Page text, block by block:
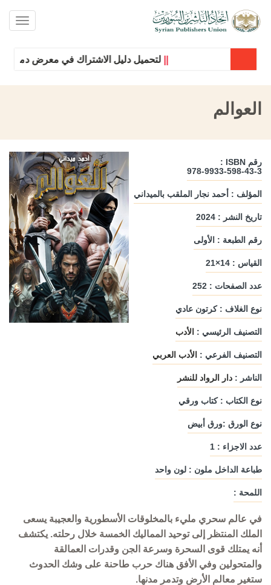
لتحميل دليل الاشتراك في معرض دمشق
العوالم
رقم ISBN :
978-9933-598-43-3
المؤلف : أحمد نجار الملقب بالميداني
تاريخ النشر : 2024
رقم الطبعة : الأولى
القياس : 14×21
عدد الصفحات : 252
نوع الغلاف : كرتون عادي
التصنيف الرئيسي : الأدب
التصنيف الفرعي : الأدب العربي
الناشر : دار الرواد للنشر
نوع الكتاب : كتاب ورقي
نوع الورق :ورق أبيض
عدد الاجزاء : 1
طباعة الداخل ملون : لون واحد
اللمحة :
في عالم سحري مليء بالمخلوقات الأسطورية والعجيبة يسعى
الملك المنتظر إلى توحيد المماليك الخمسة خلال رحلته. يكتشف
أنه يمتلك قوى السحرة وسرعة الجن وقدرات العمالقة
والمتحولين وفي الأفق هناك حرب طاحنة على وشك الحدوث
ستغير معالم الأرض وتدمر مدنها.